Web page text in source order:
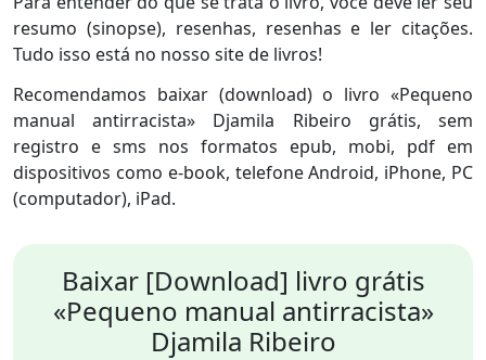
resumo (sinopse), resenhas, resenhas e ler citações.
Tudo isso está no nosso site de livros!
Recomendamos baixar (download) o livro «Pequeno
manual antirracista» Djamila Ribeiro grátis, sem
registro e sms nos formatos epub, mobi, pdf em
dispositivos como e-book, telefone Android, iPhone, PC
(computador), iPad.
Baixar [Download] livro grátis
«Pequeno manual antirracista»
Djamila Ribeiro